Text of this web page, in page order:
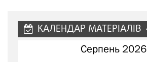
КАЛЕНДАР МАТЕРІАЛІВ
Серпень 2026